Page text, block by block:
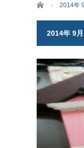
ホーム 2014年
2014年 9月